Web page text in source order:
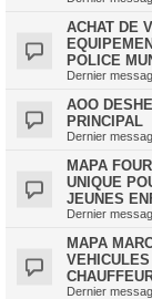
ACHAT DE
POLICE
Dernier
AOO
PRINCIPAL
Dernier
MAPA
UNIQUE
JEUNES
Dernier
MAPA
Dernier